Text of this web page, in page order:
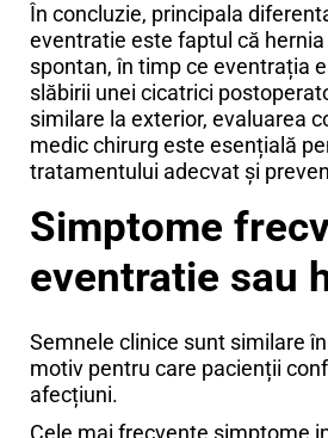
În concluzie, principala
eventratie este faptul că
spontan, în timp ce eventrația
slăbirii unei cicatrici
similare la exterior, evaluarea
medic chirurg este esențială
tratamentului adecvat și
Simptome
eventratie sau
Semnele clinice sunt similare
motiv pentru care pacienții
afecțiuni.
Cele mai frecvente simptome